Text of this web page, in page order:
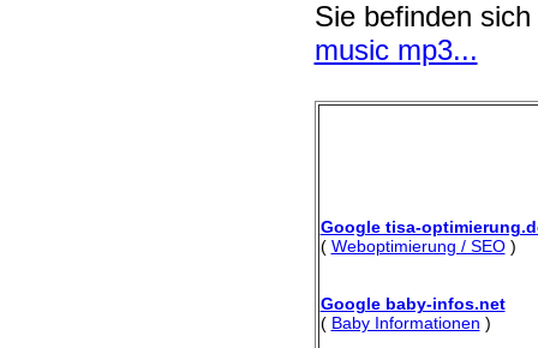
Sie befinden
music mp3...
Google tisa-
( Weboptimierung / SEO)
Google baby-infos.net
( Baby Informationen )